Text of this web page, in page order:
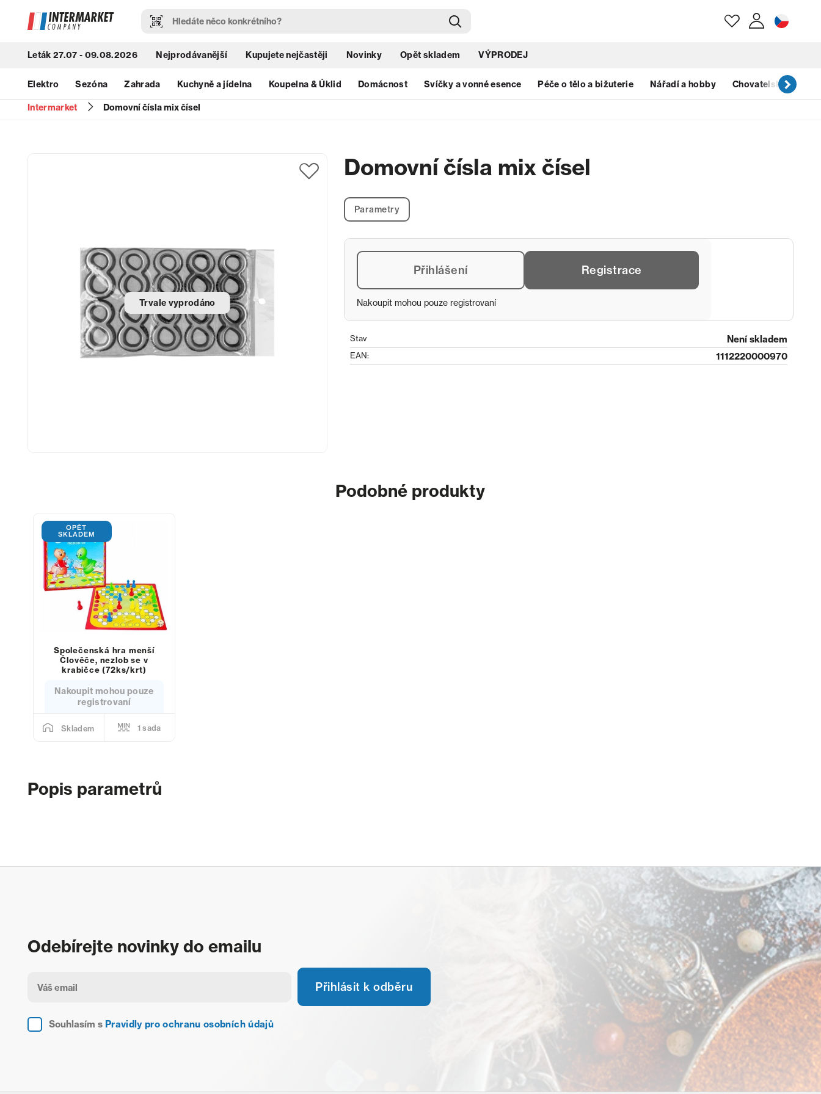
Leták 27.07 - 09.08.2026 Nejprodávanější Kupujete nejčastěji Novinky Opět skladem VÝPRODEJ
Elektro Sezóna Zahrada Kuchyně a jídelna Koupelna & Úklid Domácnost Svíčky a vonné esence Péče o tělo a bižuterie Nářadí a hobby Chovatelské
Intermarket Domovní čísla mix čísel
Domovní čísla mix čísel
Parametry
Trvale vyprodáno
Přihlášení Registrace
Nakoupit mohou pouze registrovaní
Stav Není skladem
EAN: 1112220000970
Podobné produkty
OPĚT
SKLADEM
Společenská hra menší
Člověče, nezlob se v
krabičce (72ks/krt)
Nakoupit mohou pouze
registrovaní
Skladem 1 sada
Popis parametrů
Odebírejte novinky do emailu
Souhlasím s Pravidly pro ochranu osobních údajů
Přihlásit k odběru